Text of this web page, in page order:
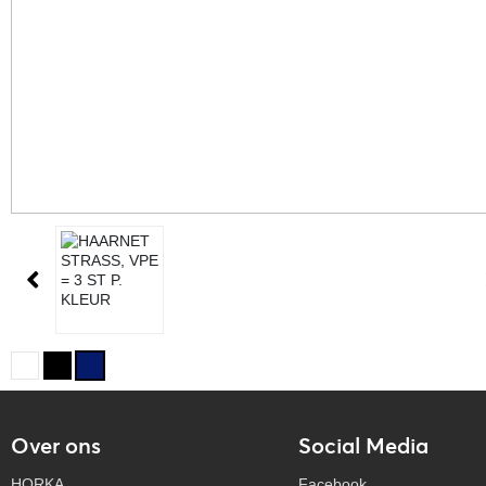
Over ons Social Media